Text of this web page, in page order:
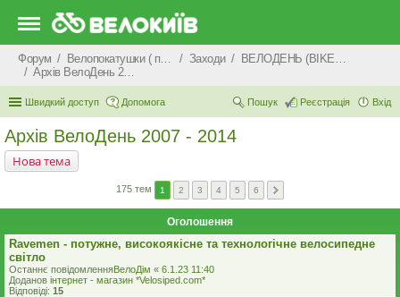
Форум Велопокатушки ( покатеньки), велопоходи, туризм. Заходи
ВЕЛОДЕНЬ (BIKEDAY)
Архів ВелоДень 2007 - 2014
Швидкий доступ Допомога Вхід
Реєстрація
Пошук
Архів ВелоДень 2007 - 2014
Нова тема
175 тем 1 2 3 4 5 6
Оголошення
Ravemen - потужне, високоякісне та технологічне велосипедне
світло
Останнє повідомленняВелоДім « 6.1.23 11:40
Доданов iнтернет - магазин *Velosiped.com*
Відповіді: 15